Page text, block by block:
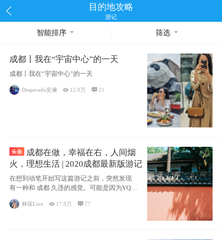
目的地攻略
游记
智能排序 筛选
成都丨我在“宇宙中心”的一天
成都丨我在“宇宙中心”的一天
Desperado安澜  12.0万 21
成都在做，幸福在右，人间烟
火，理想生活 | 2020成都最新版游记
在想到动笔开始写这篇游记之前，突然发现
有一种和 成都 久违的感觉。可能是因为YQ的
林琛Live  17.8万 77